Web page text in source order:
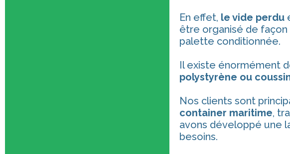
En effet, le vide perdu
être organisé de façon
palette conditionnée.
Il existe énormément
polystyrène ou
Nos clients sont
container maritime,
avons développé une
besoins.